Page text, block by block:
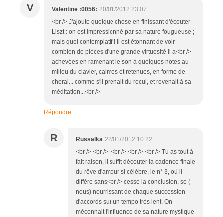
V Valentine :0056: 20/01/2012 23:07
<br /> J'ajoute quelque chose en finissant d'écouter
Liszt : on est impressionné par sa nature fougueuse ;
mais quel contemplatif ! Il est étonnant de voir
combien de pièces d'une grande virtuosité il a<br />
achevées en ramenant le son à quelques notes au
milieu du clavier, calmes et retenues, en forme de
choral... comme s'il prenait du recul, et revenait à sa
méditation...<br />
Répondre
R Russalka 22/01/2012 10:22
<br /> <br /> <br /> <br /> <br /> Tu as tout à
fait raison, il suffit découter la cadence finale
du rêve d'amour si célèbre, le n° 3, où il
diffère sans<br /> cesse la conclusion, se (
nous) nourrissant de chaque succession
d'accords sur un tempo très lent. On
méconnait l'influence de sa nature mystique